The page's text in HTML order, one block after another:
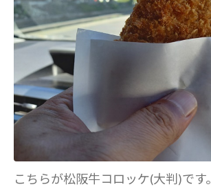
こちらが松阪牛コロッケ(大判)です。